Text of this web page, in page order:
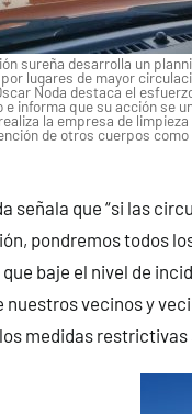
sureña desarrolla un
lugares de mayor
Noda destaca el
e informa que su acción se
la empresa de
de otros cuerpos como
señala que “si las
pondremos todos
baje el nivel de
nuestros vecinos y
medidas